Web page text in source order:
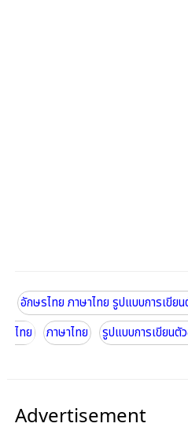
อักษรไทย ภาษาไทย รูปแบบการเขีย
ไทย
ภาษาไทย รูปแบบการเขียนตั
Advertisement